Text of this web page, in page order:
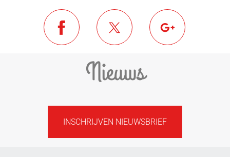
Nieuws
INSCHRIJVEN NIEUWSBRIEF